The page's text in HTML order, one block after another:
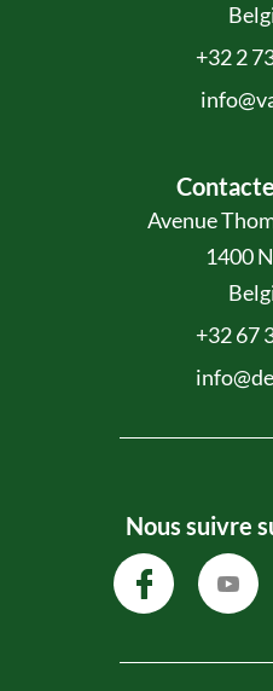
+32 2
Avenue
1400
+32 67
Nous suivre